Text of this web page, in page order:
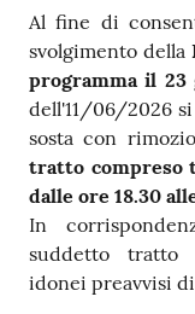
Contenuto
Al fine di
svolgimento della
programma il 23
dell'11/06/2026
sosta con
tratto compreso
dalle ore 18.30
In
suddetto tratto
idonei preavvisi